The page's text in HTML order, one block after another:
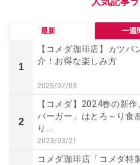
最新 一週
1
【コメダ珈琲店】カツパ
介！お得な楽しみ方
2025/07/03
2
【コメダ】2024春の新
バーガー」はとろ～り食
り...
2023/03/21
コメダ珈琲店「コメダ特